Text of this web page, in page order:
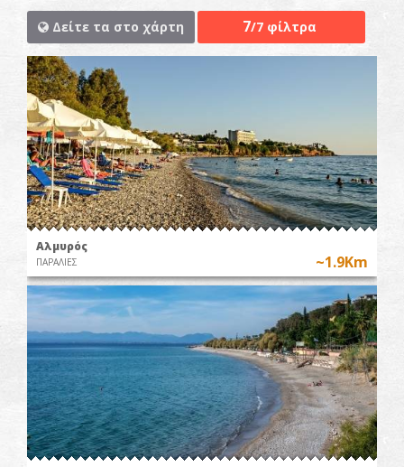
Δείτε τα στο χάρτη 7/7 φίλτρα
Αλμυρός
ΠΑΡΑΛΙΕΣ ~1.9Km